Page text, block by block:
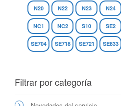
N20 N22 N23 N24
NC1 NC2 S10 SE2
SE704 SE718 SE721 SE833
Filtrar por categoría